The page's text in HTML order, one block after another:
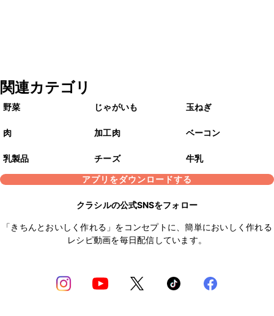
関連カテゴリ
野菜 じゃがいも 玉ねぎ
肉 加工肉 ベーコン
乳製品 チーズ
牛乳
アプリをダウンロードする
クラシルの公式SNSをフォロー
「きちんとおいしく作れる」をコンセプトに、簡単においしく作れる
レシピ動画を毎日配信しています。